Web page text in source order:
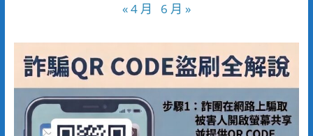
« 4 月 6 月 »